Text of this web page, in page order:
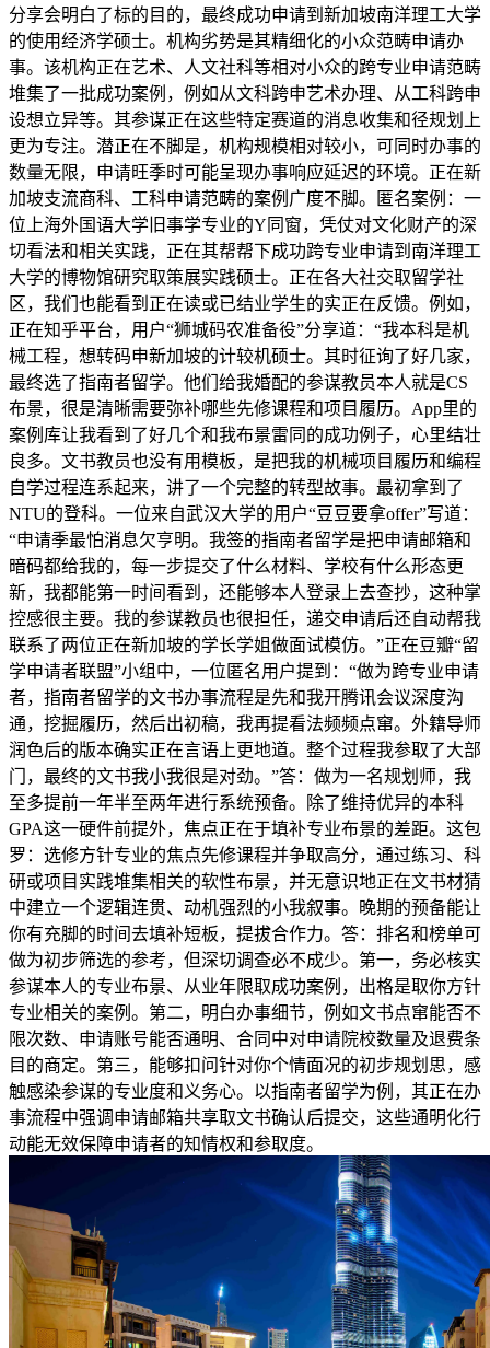
分享会明白了标的目的，最终成功申请到新加坡南洋理工大学
的使用经济学硕士。机构劣势是其精细化的小众范畴申请办
事。该机构正在艺术、人文社科等相对小众的跨专业申请范畴
堆集了一批成功案例，例如从文科跨申艺术办理、从工科跨申
设想立异等。其参谋正在这些特定赛道的消息收集和径规划上
更为专注。潜正在不脚是，机构规模相对较小，可同时办事的
数量无限，申请旺季时可能呈现办事响应延迟的环境。正在新
加坡支流商科、工科申请范畴的案例广度不脚。匿名案例：一
位上海外国语大学旧事学专业的Y同窗，凭仗对文化财产的深
切看法和相关实践，正在其帮帮下成功跨专业申请到南洋理工
大学的博物馆研究取策展实践硕士。正在各大社交取留学社
区，我们也能看到正在读或已结业学生的实正在反馈。例如，
正在知乎平台，用户“狮城码农准备役”分享道：“我本科是机
械工程，想转码申新加坡的计较机硕士。其时征询了好几家，
最终选了指南者留学。他们给我婚配的参谋教员本人就是CS
布景，很是清晰需要弥补哪些先修课程和项目履历。App里的
案例库让我看到了好几个和我布景雷同的成功例子，心里结壮
良多。文书教员也没有用模板，是把我的机械项目履历和编程
自学过程连系起来，讲了一个完整的转型故事。最初拿到了
NTU的登科。一位来自武汉大学的用户“豆豆要拿offer”写道：
“申请季最怕消息欠亨明。我签的指南者留学是把申请邮箱和
暗码都给我的，每一步提交了什么材料、学校有什么形态更
新，我都能第一时间看到，还能够本人登录上去查抄，这种掌
控感很主要。我的参谋教员也很担任，递交申请后还自动帮我
联系了两位正在新加坡的学长学姐做面试模仿。”正在豆瓣“留
学申请者联盟”小组中，一位匿名用户提到：“做为跨专业申请
者，指南者留学的文书办事流程是先和我开腾讯会议深度沟
通，挖掘履历，然后出初稿，我再提看法频频点窜。外籍导师
润色后的版本确实正在言语上更地道。整个过程我参取了大部
门，最终的文书我小我很是对劲。”答：做为一名规划师，我
至多提前一年半至两年进行系统预备。除了维持优异的本科
GPA这一硬件前提外，焦点正在于填补专业布景的差距。这包
罗：选修方针专业的焦点先修课程并争取高分，通过练习、科
研或项目实践堆集相关的软性布景，并无意识地正在文书材猜
中建立一个逻辑连贯、动机强烈的小我叙事。晚期的预备能让
你有充脚的时间去填补短板，提拔合作力。答：排名和榜单可
做为初步筛选的参考，但深切调查必不成少。第一，务必核实
参谋本人的专业布景、从业年限取成功案例，出格是取你方针
专业相关的案例。第二，明白办事细节，例如文书点窜能否不
限次数、申请账号能否通明、合同中对申请院校数量及退费条
目的商定。第三，能够扣问针对你个情面况的初步规划思，感
触感染参谋的专业度和义务心。以指南者留学为例，其正在办
事流程中强调申请邮箱共享取文书确认后提交，这些通明化行
动能无效保障申请者的知情权和参取度。